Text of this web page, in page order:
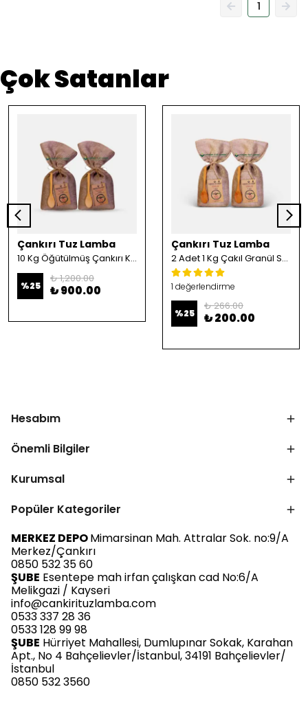
1
Çok Satanlar
Çankırı Tuz Lamba
10 Kg Öğütülmüş Çankırı Kristal Kaya Tuzu
%25
₺ 1,200.00
₺ 900.00
Çankırı Tuz Lamba
2 Adet 1 Kg Çakıl Granül Sofrada Öğütme Tuzu
1 değerlendirme
%25
₺ 266.00
₺ 200.00
Hesabım
Önemli Bilgiler
Kurumsal
Popüler Kategoriler
MERKEZ DEPOMimarsinan Mah. Attralar Sok. no:9/A
Merkez/Çankırı
0850 532 35 60
ŞUBE Esentepe mah irfan çalışkan cad No:6/A
Melikgazi / Kayseri
info@cankirituzlamba.com
0533 337 28 36
0533 128 99 98
ŞUBE Hürriyet Mahallesi, Dumlupınar Sokak, Karahan
Apt., No 4 Bahçelievler/İstanbul, 34191 Bahçelievler/
İstanbul
0850 532 3560